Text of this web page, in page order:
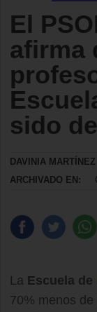
El
afirma
sido
DAVINIA MARTÍNEZ
ARCHIVADO EN:
La Escuela de
70% menos